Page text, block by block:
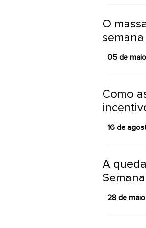
O
semana
05 de
Como
16 de
A
Semana
28 de